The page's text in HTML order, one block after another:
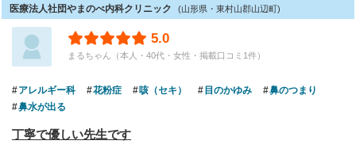
医療法人社団やまのべ内科クリニック (山形県・東村山郡山辺町)
5.0
まるちゃん（本人・40代・女性・掲載口コミ1件）
アレルギー科 花粉症 咳（セキ） 目のかゆみ
鼻のつまり
鼻水が出る
丁寧で優しい先生です